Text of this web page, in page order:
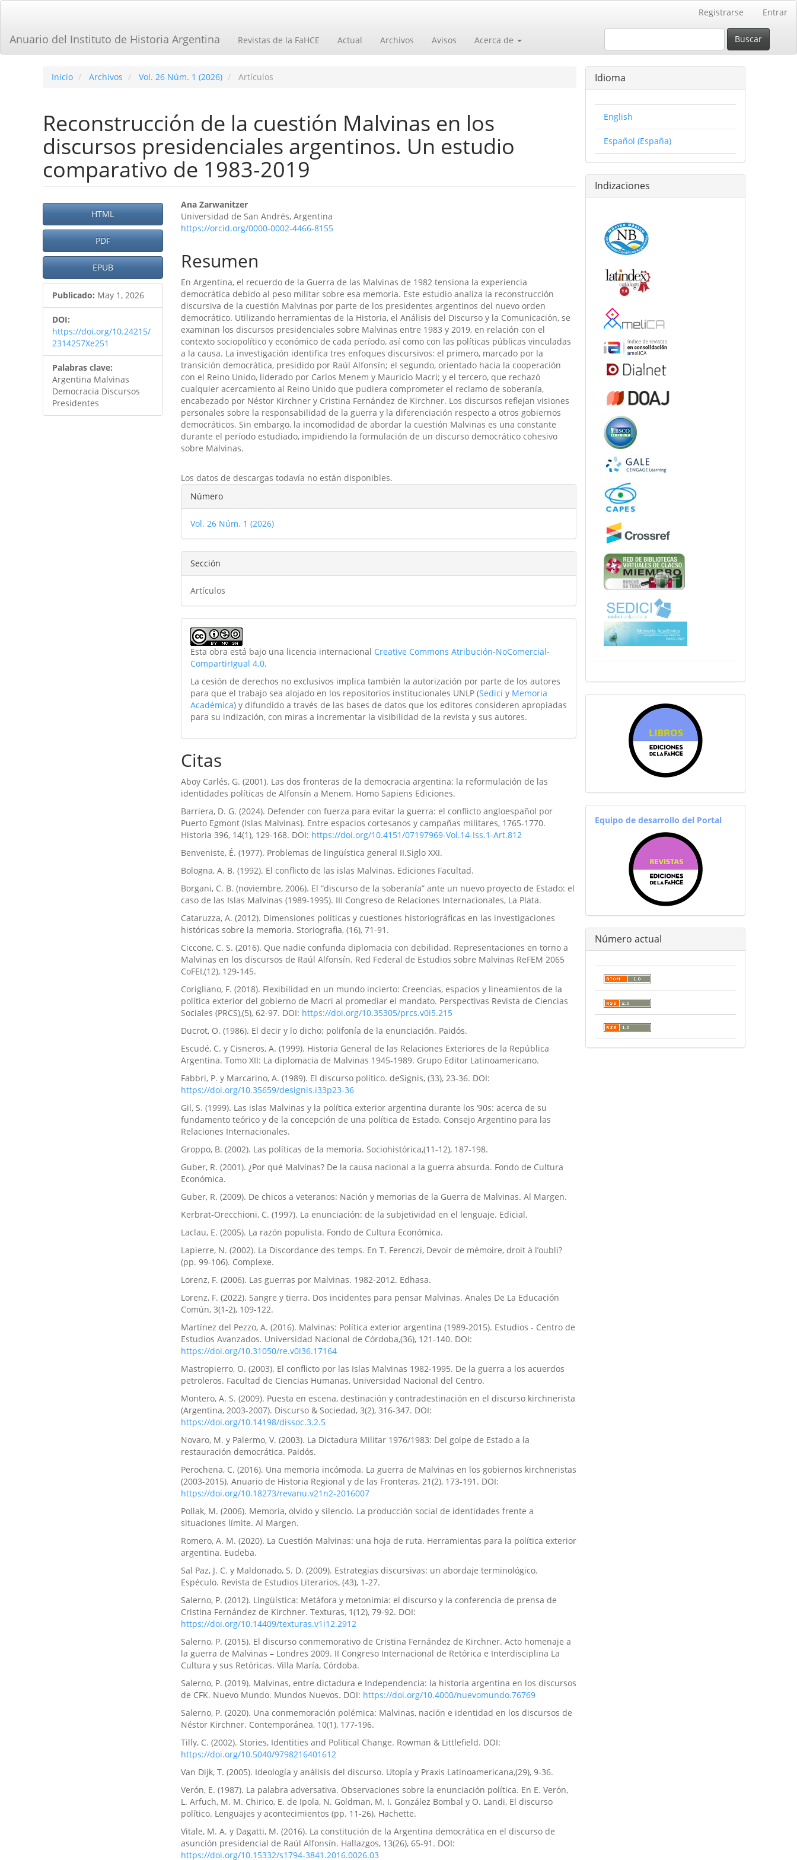
principal
Barra
Registrarse Entrar
Anuario del Instituto de Historia Argentina Revistas de la FaHCE Actual Archivos Avisos Acerca de Buscar
Inicio Archivos Vol. 26 Núm. 1 (2026) Artículos
Reconstrucción de la cuestión Malvinas en los
discursos presidenciales argentinos. Un estudio
comparativo de 1983-2019
Barra
lateral
del
artículo
HTML
PDF
EPUB
Publicado: May 1, 2026
DOI:
https://doi.org/10.24215/
2314257Xe251
Palabras clave:
Argentina Malvinas
Democracia Discursos
Presidentes
Contenido
principal
artículo
Ana Zarwanitzer
Universidad de San Andrés, Argentina
https://orcid.org/0000-0002-4466-8155
Resumen
En Argentina, el recuerdo de la Guerra de las Malvinas de 1982 tensiona la experiencia
democrática debido al peso militar sobre esa memoria. Este estudio analiza la reconstrucción
discursiva de la cuestión Malvinas por parte de los presidentes argentinos del nuevo orden
democrático. Utilizando herramientas de la Historia, el Análisis del Discurso y la Comunicación, se
examinan los discursos presidenciales sobre Malvinas entre 1983 y 2019, en relación con el
contexto sociopolítico y económico de cada período, así como con las políticas públicas vinculadas
a la causa. La investigación identifica tres enfoques discursivos: el primero, marcado por la
transición democrática, presidido por Raúl Alfonsín; el segundo, orientado hacia la cooperación
con el Reino Unido, liderado por Carlos Menem y Mauricio Macri; y el tercero, que rechazó
cualquier acercamiento al Reino Unido que pudiera comprometer el reclamo de soberanía,
encabezado por Néstor Kirchner y Cristina Fernández de Kirchner. Los discursos reflejan visiones
personales sobre la responsabilidad de la guerra y la diferenciación respecto a otros gobiernos
democráticos. Sin embargo, la incomodidad de abordar la cuestión Malvinas es una constante
durante el período estudiado, impidiendo la formulación de un discurso democrático cohesivo
sobre Malvinas.
Los datos de descargas todavía no están disponibles.
Detalles
del
artículo
Número
Vol. 26 Núm. 1 (2026)
Sección
Artículos
Esta obra está bajo una licencia internacional Creative Commons Atribución-NoComercial-
CompartirIgual 4.0.
La cesión de derechos no exclusivos implica también la autorización por parte de los autores
para que el trabajo sea alojado en los repositorios institucionales UNLP (Sedici y Memoria
Académica) y difundido a través de las bases de datos que los editores consideren apropiadas
para su indización, con miras a incrementar la visibilidad de la revista y sus autores.
Citas
Aboy Carlés, G. (2001). Las dos fronteras de la democracia argentina: la reformulación de las
identidades políticas de Alfonsín a Menem. Homo Sapiens Ediciones.
Barriera, D. G. (2024). Defender con fuerza para evitar la guerra: el conflicto angloespañol por
Puerto Egmont (Islas Malvinas). Entre espacios cortesanos y campañas militares, 1765-1770.
Historia 396, 14(1), 129-168. DOI: https://doi.org/10.4151/07197969-Vol.14-Iss.1-Art.812
Benveniste, É. (1977). Problemas de lingüística general II.Siglo XXI.
Bologna, A. B. (1992). El conflicto de las islas Malvinas. Ediciones Facultad.
Borgani, C. B. (noviembre, 2006). El “discurso de la soberanía” ante un nuevo proyecto de Estado: el
caso de las Islas Malvinas (1989-1995). III Congreso de Relaciones Internacionales, La Plata.
Cataruzza, A. (2012). Dimensiones políticas y cuestiones historiográficas en las investigaciones
históricas sobre la memoria. Storiografia, (16), 71-91.
Ciccone, C. S. (2016). Que nadie confunda diplomacia con debilidad. Representaciones en torno a
Malvinas en los discursos de Raúl Alfonsín. Red Federal de Estudios sobre Malvinas ReFEM 2065
CoFEI,(12), 129-145.
Corigliano, F. (2018). Flexibilidad en un mundo incierto: Creencias, espacios y lineamientos de la
política exterior del gobierno de Macri al promediar el mandato. Perspectivas Revista de Ciencias
Sociales (PRCS),(5), 62-97. DOI: https://doi.org/10.35305/prcs.v0i5.215
Ducrot, O. (1986). El decir y lo dicho: polifonía de la enunciación. Paidós.
Escudé, C. y Cisneros, A. (1999). Historia General de las Relaciones Exteriores de la República
Argentina. Tomo XII: La diplomacia de Malvinas 1945-1989. Grupo Editor Latinoamericano.
Fabbri, P. y Marcarino, A. (1989). El discurso político. deSignis, (33), 23-36. DOI:
https://doi.org/10.35659/designis.i33p23-36
Gil, S. (1999). Las islas Malvinas y la política exterior argentina durante los ‘90s: acerca de su
fundamento teórico y de la concepción de una política de Estado. Consejo Argentino para las
Relaciones Internacionales.
Groppo, B. (2002). Las políticas de la memoria. Sociohistórica,(11-12), 187-198.
Guber, R. (2001). ¿Por qué Malvinas? De la causa nacional a la guerra absurda. Fondo de Cultura
Económica.
Guber, R. (2009). De chicos a veteranos: Nación y memorias de la Guerra de Malvinas. Al Margen.
Kerbrat-Orecchioni, C. (1997). La enunciación: de la subjetividad en el lenguaje. Edicial.
Laclau, E. (2005). La razón populista. Fondo de Cultura Económica.
Lapierre, N. (2002). La Discordance des temps. En T. Ferenczi, Devoir de mémoire, droit à l’oubli?
(pp. 99-106). Complexe.
Lorenz, F. (2006). Las guerras por Malvinas. 1982-2012. Edhasa.
Lorenz, F. (2022). Sangre y tierra. Dos incidentes para pensar Malvinas. Anales De La Educación
Común, 3(1-2), 109-122.
Martínez del Pezzo, A. (2016). Malvinas: Política exterior argentina (1989-2015). Estudios - Centro de
Estudios Avanzados. Universidad Nacional de Córdoba,(36), 121-140. DOI:
https://doi.org/10.31050/re.v0i36.17164
Mastropierro, O. (2003). El conflicto por las Islas Malvinas 1982-1995. De la guerra a los acuerdos
petroleros. Facultad de Ciencias Humanas, Universidad Nacional del Centro.
Montero, A. S. (2009). Puesta en escena, destinación y contradestinación en el discurso kirchnerista
(Argentina, 2003-2007). Discurso & Sociedad, 3(2), 316-347. DOI:
https://doi.org/10.14198/dissoc.3.2.5
Novaro, M. y Palermo, V. (2003). La Dictadura Militar 1976/1983: Del golpe de Estado a la
restauración democrática. Paidós.
Perochena, C. (2016). Una memoria incómoda. La guerra de Malvinas en los gobiernos kirchneristas
(2003-2015). Anuario de Historia Regional y de las Fronteras, 21(2), 173-191. DOI:
https://doi.org/10.18273/revanu.v21n2-2016007
Pollak, M. (2006). Memoria, olvido y silencio. La producción social de identidades frente a
situaciones límite. Al Margen.
Romero, A. M. (2020). La Cuestión Malvinas: una hoja de ruta. Herramientas para la política exterior
argentina. Eudeba.
Sal Paz, J. C. y Maldonado, S. D. (2009). Estrategias discursivas: un abordaje terminológico.
Espéculo. Revista de Estudios Literarios, (43), 1-27.
Salerno, P. (2012). Lingüística: Metáfora y metonimia: el discurso y la conferencia de prensa de
Cristina Fernández de Kirchner. Texturas, 1(12), 79-92. DOI:
https://doi.org/10.14409/texturas.v1i12.2912
Salerno, P. (2015). El discurso conmemorativo de Cristina Fernández de Kirchner. Acto homenaje a
la guerra de Malvinas – Londres 2009. II Congreso Internacional de Retórica e Interdisciplina La
Cultura y sus Retóricas. Villa María, Córdoba.
Salerno, P. (2019). Malvinas, entre dictadura e Independencia: la historia argentina en los discursos
de CFK. Nuevo Mundo. Mundos Nuevos. DOI: https://doi.org/10.4000/nuevomundo.76769
Salerno, P. (2020). Una conmemoración polémica: Malvinas, nación e identidad en los discursos de
Néstor Kirchner. Contemporánea, 10(1), 177-196.
Tilly, C. (2002). Stories, Identities and Political Change. Rowman & Littlefield. DOI:
https://doi.org/10.5040/9798216401612
Van Dijk, T. (2005). Ideología y análisis del discurso. Utopía y Praxis Latinoamericana,(29), 9-36.
Verón, E. (1987). La palabra adversativa. Observaciones sobre la enunciación política. En E. Verón,
L. Arfuch, M. M. Chirico, E. de Ipola, N. Goldman, M. I. González Bombal y O. Landi, El discurso
político. Lenguajes y acontecimientos (pp. 11-26). Hachette.
Vitale, M. A. y Dagatti, M. (2016). La constitución de la Argentina democrática en el discurso de
asunción presidencial de Raúl Alfonsín. Hallazgos, 13(26), 65-91. DOI:
https://doi.org/10.15332/s1794-3841.2016.0026.03
Idioma
English
Español (España)
Indizaciones
equiporevistas
Equipo de desarrollo del Portal
Número actual